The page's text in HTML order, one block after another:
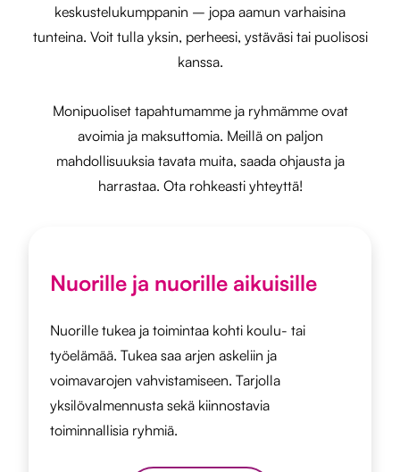
keskustelukumppanin – jopa aamun varhaisina
tunteina. Voit tulla yksin, perheesi, ystäväsi tai puolisosi
kanssa.
Monipuoliset tapahtumamme ja ryhmämme ovat
avoimia ja maksuttomia. Meillä on paljon
mahdollisuuksia tavata muita, saada ohjausta ja
harrastaa. Ota rohkeasti yhteyttä!
Nuorille ja nuorille aikuisille
Nuorille tukea ja toimintaa kohti koulu- tai
työelämää. Tukea saa arjen askeliin ja
voimavarojen vahvistamiseen. Tarjolla
yksilövalmennusta sekä kiinnostavia
toiminnallisia ryhmiä.